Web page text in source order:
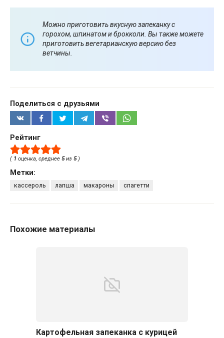
Можно приготовить вкусную запеканку с
горохом, шпинатом и брокколи. Вы также можете
приготовить вегетарианскую версию без
ветчины.
Поделиться с друзьями
Рейтинг
( 1 оценка, среднее 5из 5)
Метки:
кассероль лапша макароны спагетти
Похожие материалы
Картофельная запеканка с курицей